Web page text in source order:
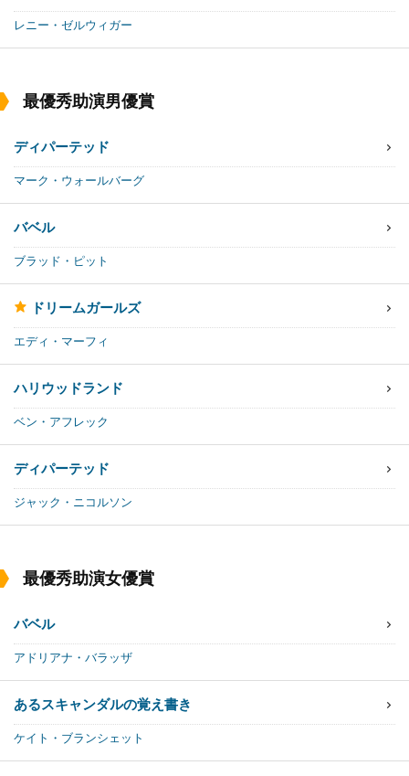
レニー・ゼルウィガー
最優秀助演男優賞
ディパーテッド
マーク・ウォールバーグ
バベル
ブラッド・ピット
ドリームガールズ
エディ・マーフィ
ハリウッドランド
ベン・アフレック
ディパーテッド
ジャック・ニコルソン
最優秀助演女優賞
バベル
アドリアナ・バラッザ
あるスキャンダルの覚え書き
ケイト・ブランシェット